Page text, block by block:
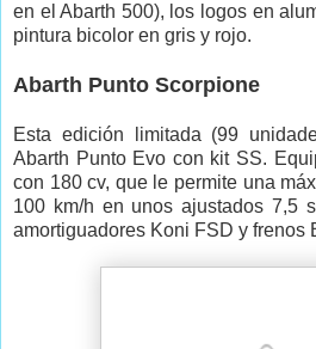
en el Abarth 500), los logos en
pintura bicolor en gris y rojo.
Abarth Punto Scorpione
Esta edición limitada (99
Abarth Punto Evo con kit SS.
con 180 cv, que le permite una
100 km/h en unos ajustados 7,5
amortiguadores Koni FSD y frenos